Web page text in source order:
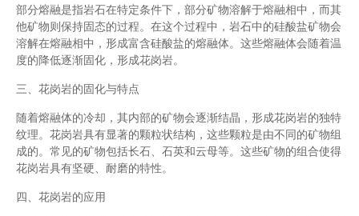
部分熔融是指岩石在特定条件下，部分矿物溶解于熔融相中，而其
他矿物则保持固态的过程。在这个过程中，岩石中的硅酸盐矿物会
溶解在熔融相中，形成富含硅酸盐的熔融体。这些熔融体会随着温
度的降低逐渐固化，形成花岗岩。
三、花岗岩的固化与特点
随着熔融体的冷却，其内部的矿物会逐渐结晶，形成花岗岩的独特
纹理。花岗岩具有显著的颗粒状结构，这些颗粒是由不同的矿物组
成的。常见的矿物包括长石、石英和云母等。这些矿物的组合使得
花岗岩具有坚硬、耐磨的特性。
四、花岗岩的应用